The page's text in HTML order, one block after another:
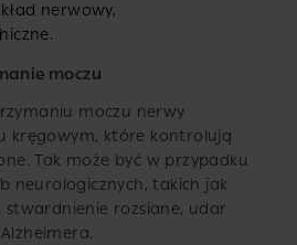
nerwowy,
moczu
moczu nerwy
kręgowym, które kontrolują
Tak może być w przypadku
neurologicznych, takich jak
stwardnienie rozsiane, udar